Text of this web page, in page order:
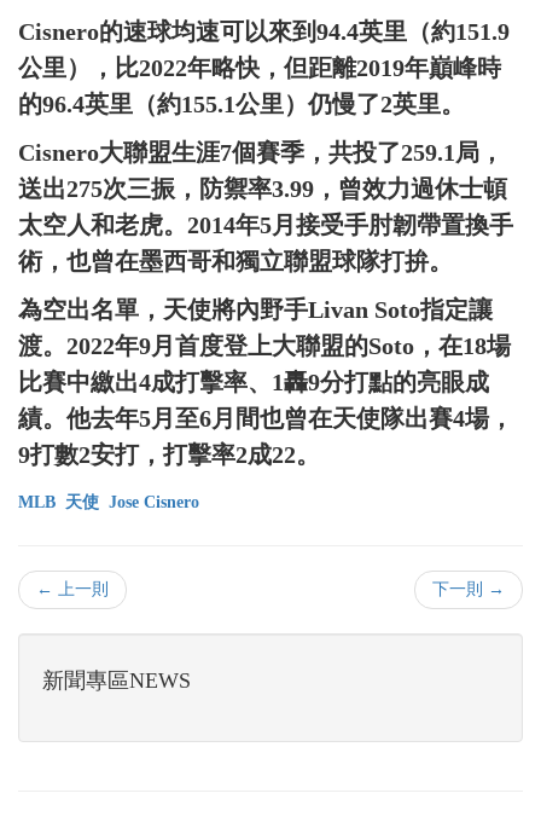
Cisnero的速球均速可以來到94.4英里（約151.9
公里），比2022年略快，但距離2019年巔峰時
的96.4英里（約155.1公里）仍慢了2英里。
Cisnero大聯盟生涯7個賽季，共投了259.1局，
送出275次三振，防禦率3.99，曾效力過休士頓
太空人和老虎。2014年5月接受手肘韌帶置換手
術，也曾在墨西哥和獨立聯盟球隊打拚。
為空出名單，天使將內野手Livan Soto指定讓
渡。2022年9月首度登上大聯盟的Soto，在18場
比賽中繳出4成打擊率、1轟9分打點的亮眼成
績。他去年5月至6月間也曾在天使隊出賽4場，
9打數2安打，打擊率2成22。
MLB 天使 Jose Cisnero
← 上一則 下一則 →
新聞專區NEWS